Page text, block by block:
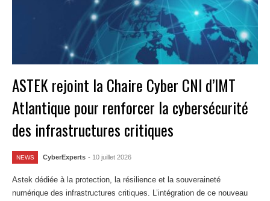
ASTEK rejoint la Chaire Cyber CNI d’IMT
Atlantique pour renforcer la cybersécurité
des infrastructures critiques
NEWS CyberExperts - 10 juillet 2026
Astek dédiée à la protection, la résilience et la souveraineté
numérique des infrastructures critiques. L’intégration de ce nouveau